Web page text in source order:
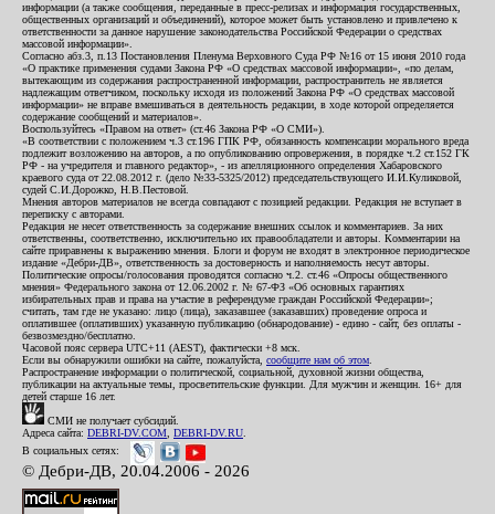
информации (а также сообщения, переданные в пресс-релизах и информация государственных,
общественных организаций и объединений), которое может быть установлено и привлечено к
ответственности за данное нарушение законодательства Российской Федерации о средствах
массовой информации».
Согласно абз.3, п.13 Постановления Пленума Верховного Суда РФ №16 от 15 июня 2010 года
«О практике применения судами Закона РФ «О средствах массовой информации», «по делам,
вытекающим из содержания распространенной информации, распространитель не является
надлежащим ответчиком, поскольку исходя из положений Закона РФ «О средствах массовой
информации» не вправе вмешиваться в деятельность редакции, в ходе которой определяется
содержание сообщений и материалов».
Воспользуйтесь «Правом на ответ» (ст.46 Закона РФ «О СМИ»).
«В соответствии с положением ч.3 ст.196 ГПК РФ, обязанность компенсации морального вреда
подлежит возложению на авторов, а по опубликованию опровержения, в порядке ч.2 ст.152 ГК
РФ - на учредителя и главного редактор», - из апелляционного определения Хабаровского
краевого суда от 22.08.2012 г. (дело №33-5325/2012) председательствующего И.И.Куликовой,
судей С.И.Дорожко, Н.В.Пестовой.
Мнения авторов материалов не всегда совпадают с позицией редакции. Редакция не вступает в
переписку с авторами.
Редакция не несет ответственность за содержание внешних ссылок и комментариев. За них
ответственны, соответственно, исключительно их правообладатели и авторы. Комментарии на
сайте приравнены к выражению мнения. Блоги и форум не входят в электронное периодическое
издание «Дебри-ДВ», ответственность за достоверность и наполняемость несут авторы.
Политические опросы/голосования проводятся согласно ч.2. ст.46 «Опросы общественного
мнения» Федерального закона от 12.06.2002 г. № 67-ФЗ «Об основных гарантиях
избирательных прав и права на участие в референдуме граждан Российской Федерации»;
считать, там где не указано: лицо (лица), заказавшее (заказавших) проведение опроса и
оплатившее (оплативших) указанную публикацию (обнародование) - едино - сайт, без оплаты -
безвозмездно/бесплатно.
Часовой пояс сервера UTC+11 (AEST), фактически +8 мск.
Если вы обнаружили ошибки на сайте, пожалуйста, сообщите нам об этом
Распространение информации о политической, социальной, духовной жизни общества,
публикации на актуальные темы, просветительские функции. Для мужчин и женщин. 16+ для
детей старше 16 лет.
СМИ не получает субсидий.
Адреса сайта: DEBRI-DV.COM DEBRI-DV.RU
В социальных сетях:
© Дебри-ДВ, 20.04.2006 - 2026